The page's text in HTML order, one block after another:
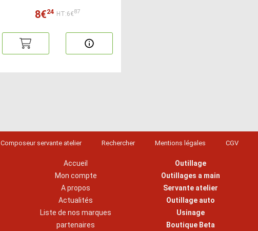
8€24 HT:6€87
Composeur servante atelier Rechercher Mentions légales CGV
Accueil
Mon compte
A propos
Actualités
Liste de nos marques
partenaires
Outillage
Outillages a main
Servante atelier
Outillage auto
Usinage
Boutique Beta